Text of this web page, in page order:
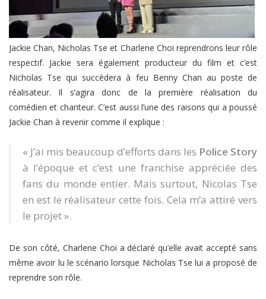
Jackie Chan, Nicholas Tse et Charlene Choi reprendrons leur rôle
respectif. Jackie sera également producteur du film et c’est
Nicholas Tse qui succèdera à feu Benny Chan au poste de
réalisateur. Il s’agira donc de la première réalisation du
comédien et chanteur. C’est aussi l’une des raisons qui a poussé
Jackie Chan à revenir comme il explique :
« J’ai mis beaucoup d’efforts dans les Police Story
à l’époque et c’est une franchise appréciée des
fans du monde entier. Mais surtout, Nicolas Tse
en est le réalisateur cette fois. Cela m’a attiré vers
le projet ».
De son côté, Charlene Choi a déclaré qu’elle avait accepté sans
même avoir lu le scénario lorsque Nicholas Tse lui a proposé de
reprendre son rôle.